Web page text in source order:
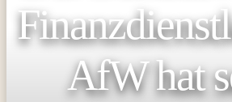
AfW hat